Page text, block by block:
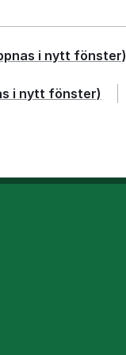
i nytt fönster)
i nytt fönster)